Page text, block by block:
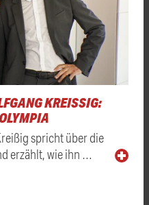
KREISSIG: Z
spricht über die
erzählt, wie ihn …